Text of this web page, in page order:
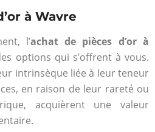
à Wavre
l’achat de pièces d’or à
options qui s’offrent à vous.
intrinsèque liée à leur teneur
en raison de leur rareté ou
acquièrent une valeur